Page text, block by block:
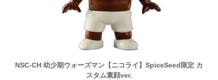
NSC-CH 幼少期ウォーズマン【ニコライ】SpiceSeed限定 カ
スタム素顔ver.